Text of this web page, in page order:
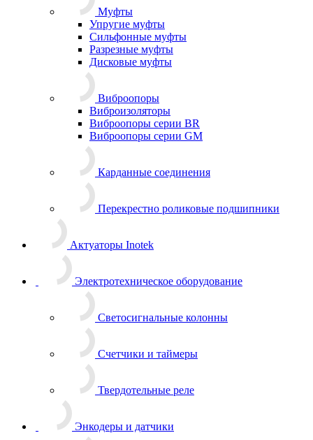
Муфты
Упругие муфты
Сильфонные муфты
Разрезные муфты
Дисковые муфты
Виброопоры
Виброизоляторы
Виброопоры серии BR
Виброопоры серии GM
Карданные соединения
Перекрестно роликовые подшипники
Актуаторы Inotek
Электротехническое оборудование
Светосигнальные колонны
Счетчики и таймеры
Твердотельные реле
Энкодеры и датчики